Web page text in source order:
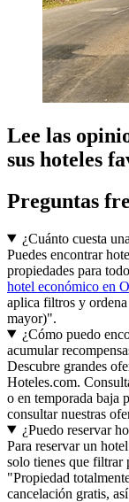
Lee las
sus hoteles
Preguntas
¿Cuánto cuesta
Puedes encontrar
propiedades para
hotel económico en
aplica filtros y
mayor)".
¿Cómo puedo
acumular
Descubre grandes
Hoteles.com.
o en temporada baja
consultar nuestras
¿Puedo reservar
Para reservar un
solo tienes que filtrar
"Propiedad
cancelación gratis,